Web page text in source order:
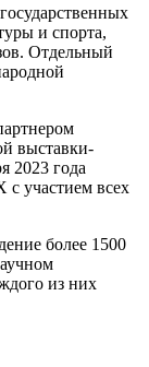
и спорта,
Отдельный
выставки-
2023 года
с участием всех
более 1500
из них